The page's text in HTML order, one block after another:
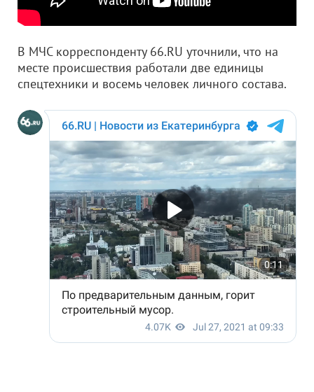
В МЧС корреспонденту 66.RU уточнили, что на
месте происшествия работали две единицы
спецтехники и восемь человек личного состава.